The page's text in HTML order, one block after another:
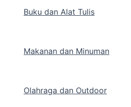
Buku dan Alat Tulis
Makanan dan Minuman
Olahraga dan Outdoor